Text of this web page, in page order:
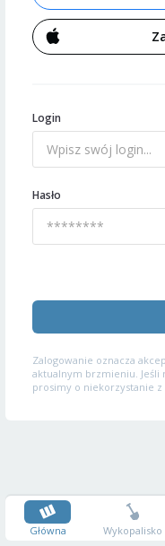
Login
Hasło
Zalogowanie oznacza
aktualnym brzmieniu. Jeśli
prosimy o niekorzystanie z
Główna Wykopalisko